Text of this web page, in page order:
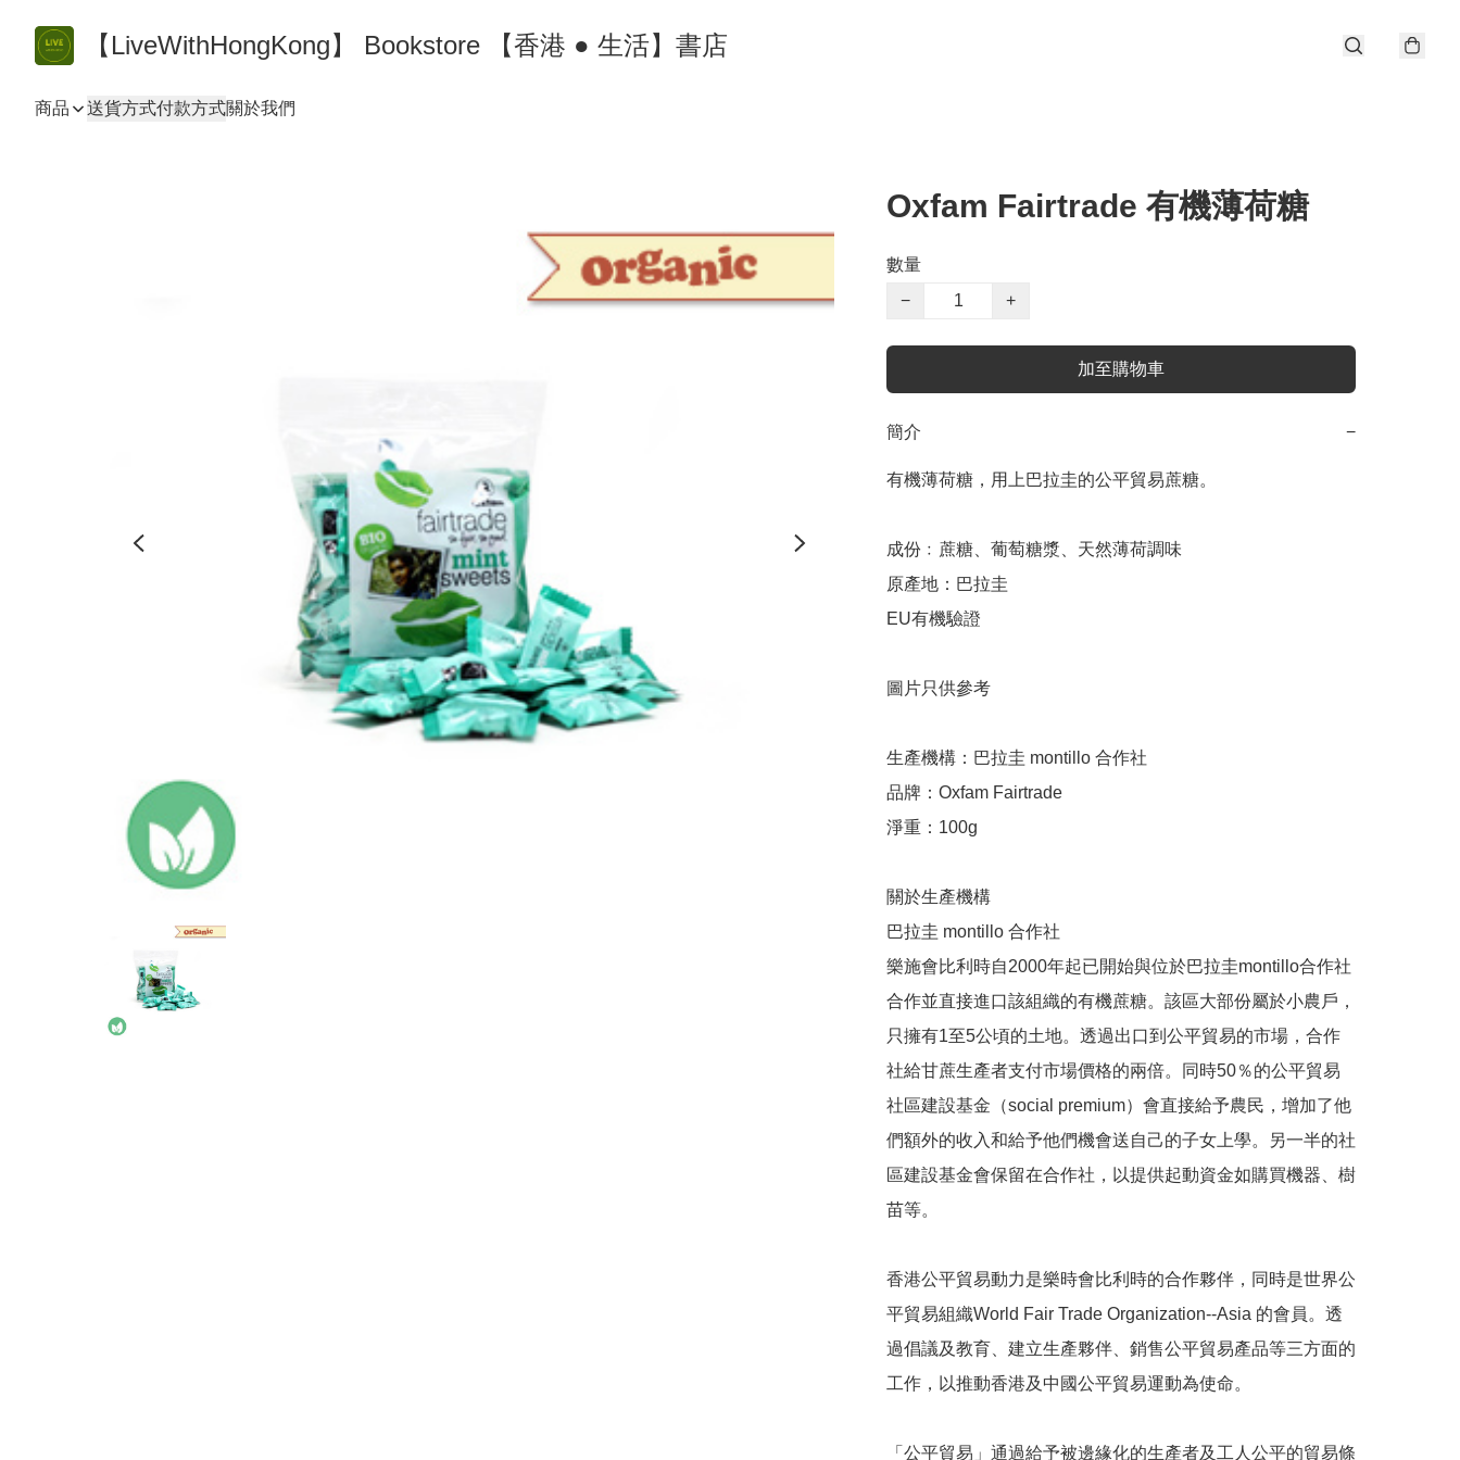
【LiveWithHongKong】 Bookstore 【香港 ● 生活】書店
商品 送貨方式付款方式關於我們
Oxfam Fairtrade 有機薄荷糖
數量
−
+
加至購物車
簡介 −
有機薄荷糖，用上巴拉圭的公平貿易蔗糖。
成份﹕蔗糖、葡萄糖漿、天然薄荷調味
原產地：巴拉圭
EU有機驗證
圖片只供參考
生產機構：巴拉圭 montillo 合作社
品牌：Oxfam Fairtrade
淨重：100g
關於生產機構
巴拉圭 montillo 合作社
樂施會比利時自2000年起已開始與位於巴拉圭montillo合作社
合作並直接進口該組織的有機蔗糖。該區大部份屬於小農戶，
只擁有1至5公頃的土地。透過出口到公平貿易的市場，合作
社給甘蔗生產者支付市場價格的兩倍。同時50％的公平貿易
社區建設基金（social premium）會直接給予農民，增加了他
們額外的收入和給予他們機會送自己的子女上學。另一半的社
區建設基金會保留在合作社，以提供起動資金如購買機器、樹
苗等。
香港公平貿易動力是樂時會比利時的合作夥伴，同時是世界公
平貿易組織World Fair Trade Organization--Asia 的會員。透
過倡議及教育、建立生產夥伴、銷售公平貿易產品等三方面的
工作，以推動香港及中國公平貿易運動為使命。
「公平貿易」通過給予被邊緣化的生產者及工人公平的貿易條